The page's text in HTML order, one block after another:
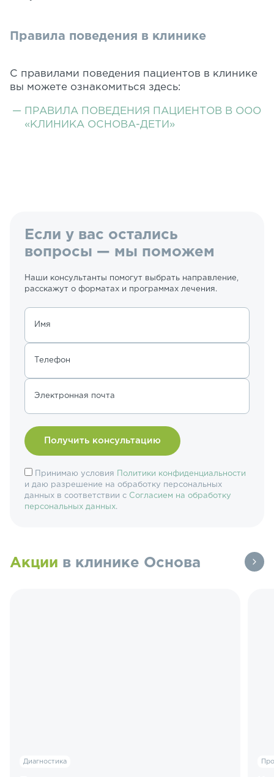
Правила поведения в клинике
С правилами поведения пациентов в клинике
вы можете ознакомиться здесь:
ПРАВИЛА ПОВЕДЕНИЯ ПАЦИЕНТОВ В ООО
«КЛИНИКА ОСНОВА-ДЕТИ»
Если у вас остались
вопросы — мы поможем
Наши консультанты помогут выбрать направление,
расскажут о форматах и программах лечения.
Имя
Телефон
Электронная почта
Принимаю условия
Политики конфиденциальности
и даю разрешение на обработку персональных
данных в соответствии с Согласием на обработку
персональных данных.
Акции в клинике Основа
Диагностика